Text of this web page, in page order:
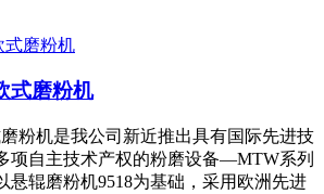
式磨粉机
粉机是我公司新近推出具有国际先进技
项自主技术产权的粉磨设备—MTW系列
悬辊磨粉机9518为基础，采用欧洲先进